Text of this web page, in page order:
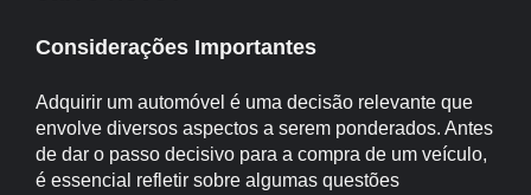
Considerações Importantes
Adquirir um automóvel é uma decisão relevante que
envolve diversos aspectos a serem ponderados. Antes
de dar o passo decisivo para a compra de um veículo,
é essencial refletir sobre algumas questões